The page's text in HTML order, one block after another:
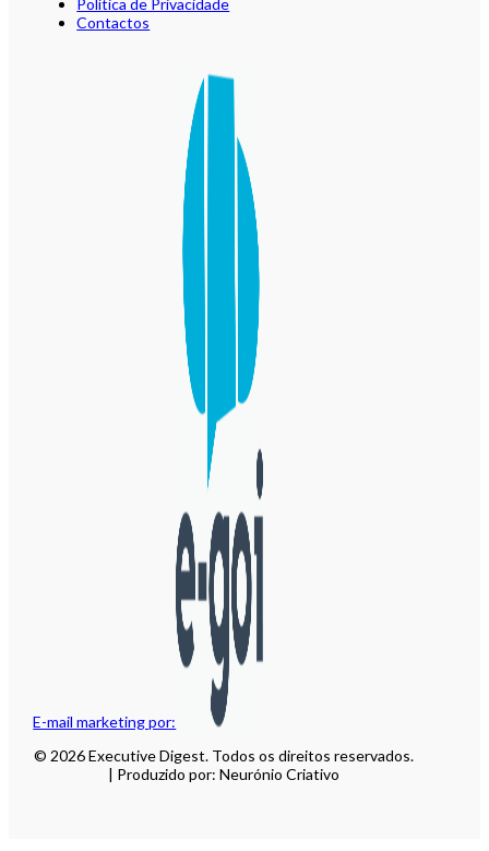
E-mail marketing por:
Política de Privacidade
Contactos
© 2026 Executive Digest. Todos os direitos reservados.
| Produzido por: Neurónio Criativo